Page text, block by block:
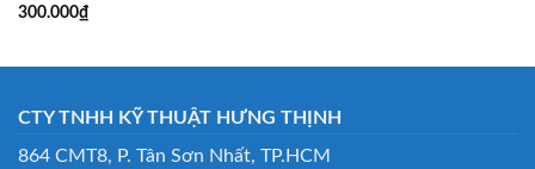
300.000₫
CTY TNHH KỸ THUẬT HƯNG THỊNH
864 CMT8, P. Tân Sơn Nhất, TP.HCM